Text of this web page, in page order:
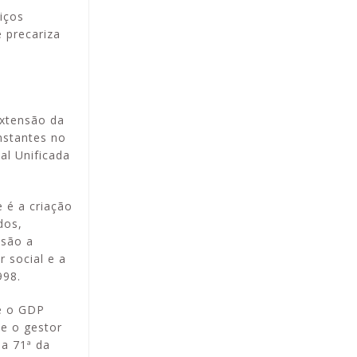
precariza
da
no
Unificada
é a criação
a
social e a
o GDP
o gestor
71ª da